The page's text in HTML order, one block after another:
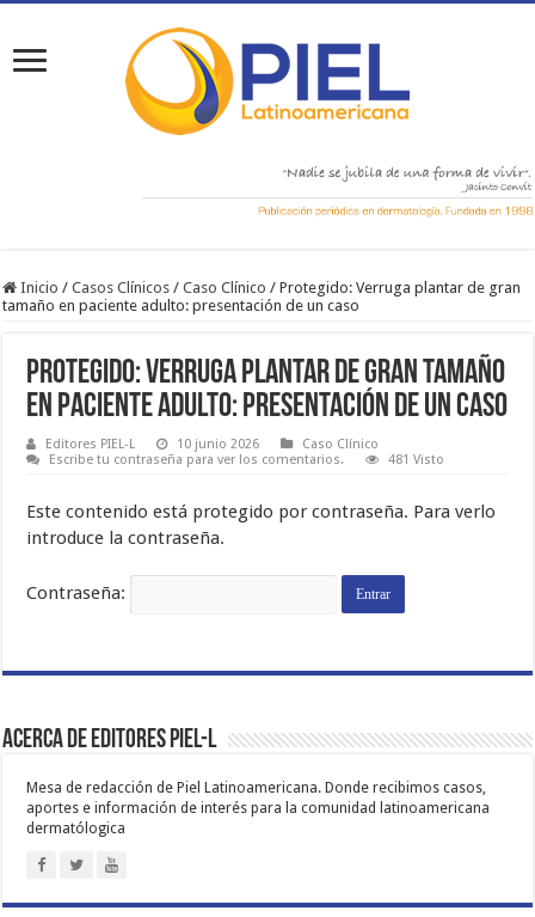
Inicio / Casos Clínicos / Caso Clínico / Protegido: Verruga plantar de gran
tamaño en paciente adulto: presentación de un caso
Protegido: Verruga plantar de gran tamaño
en paciente adulto: presentación de un caso
Editores PIEL-L 10 junio 2026
Caso Clínico
Escribe tu contraseña para ver los comentarios.
481 Visto
Este contenido está protegido por contraseña. Para verlo
introduce la contraseña.
Contraseña:
Acerca de Editores PIEL-L
Mesa de redacción de Piel Latinoamericana. Donde recibimos casos,
aportes e información de interés para la comunidad latinoamericana
dermatólogica